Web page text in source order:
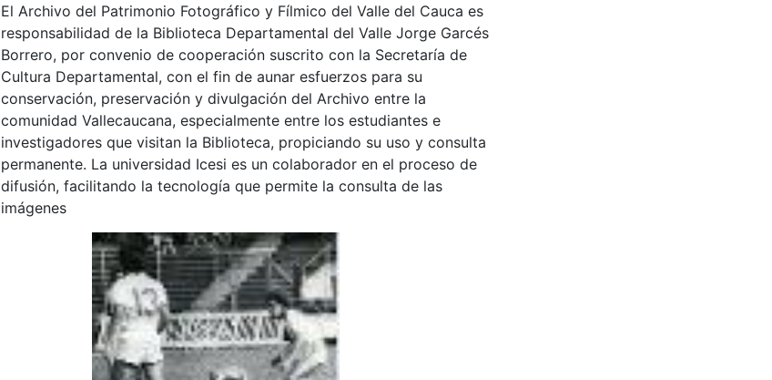
El Archivo del Patrimonio Fotográfico y Fílmico del Valle del Cauca es
responsabilidad de la Biblioteca Departamental del Valle Jorge Garcés
Borrero, por convenio de cooperación suscrito con la Secretaría de
Cultura Departamental, con el fin de aunar esfuerzos para su
conservación, preservación y divulgación del Archivo entre la
comunidad Vallecaucana, especialmente entre los estudiantes e
investigadores que visitan la Biblioteca, propiciando su uso y consulta
permanente. La universidad Icesi es un colaborador en el proceso de
difusión, facilitando la tecnología que permite la consulta de las
imágenes